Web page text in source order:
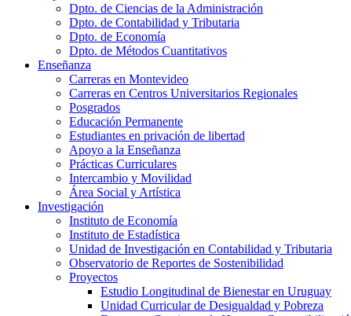
Dpto. de Ciencias de la Administración
Dpto. de Contabilidad y Tributaria
Dpto. de Economía
Dpto. de Métodos Cuantitativos
Enseñanza
Carreras en Montevideo
Carreras en Centros Universitarios Regionales
Posgrados
Educación Permanente
Estudiantes en privación de libertad
Apoyo a la Enseñanza
Prácticas Curriculares
Intercambio y Movilidad
Área Social y Artística
Investigación
Instituto de Economía
Instituto de Estadística
Unidad de Investigación en Contabilidad y Tributaria
Observatorio de Reportes de Sostenibilidad
Proyectos
Estudio Longitudinal de Bienestar en Uruguay
Unidad Curricular de Desigualdad y Pobreza